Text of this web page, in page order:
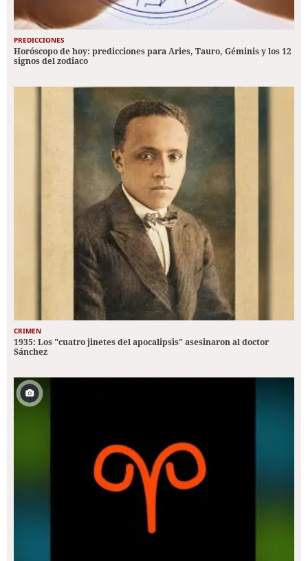
PREDICCIONES
Horóscopo de hoy: predicciones para Aries, Tauro, Géminis y los 12
signos del zodiaco
CRIMEN
1935: Los "cuatro jinetes del apocalipsis" asesinaron al doctor
Sánchez